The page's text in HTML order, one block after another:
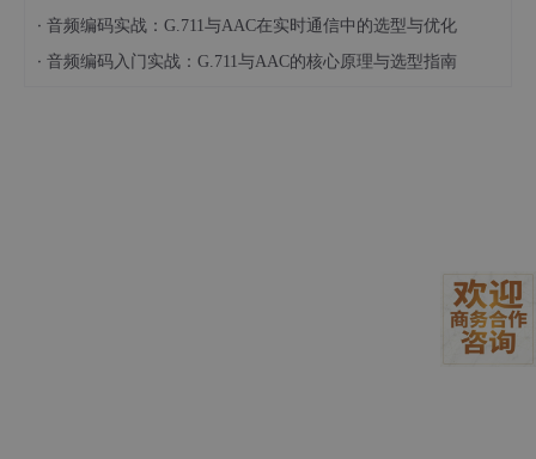
· 音频编码实战：G.711与AAC在实时通信中的选型与优化
· 音频编码入门实战：G.711与AAC的核心原理与选型指南